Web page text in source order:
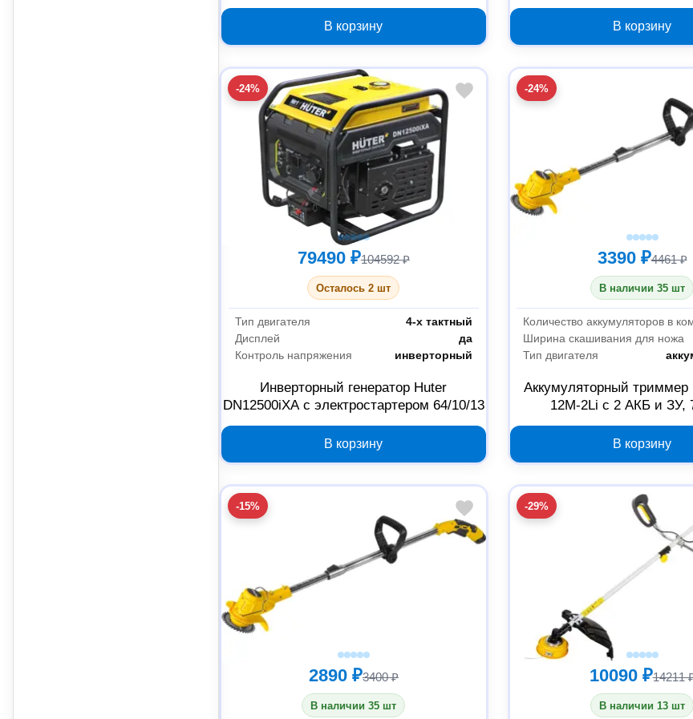
В корзину В корзину
-24%
79490 ₽104592 ₽
Осталось 2 шт
Тип двигателя
4-х тактный
Дисплей
да
Контроль напряжения
инверторный
Инверторный генератор Huter
DN12500iXA с электростартером 64/10/13
В корзину
-24%
3390 ₽4461 ₽
В наличии 35 шт
Количество аккумуляторов в
Ширина скашивания для ножа
Тип двигателя
Аккумуляторный триммер
12M-2Li с 2 АКБ и ЗУ,
В корзину
-15%
2890 ₽3400 ₽
В наличии 35 шт
-29%
10090 ₽14211
В наличии 13 шт